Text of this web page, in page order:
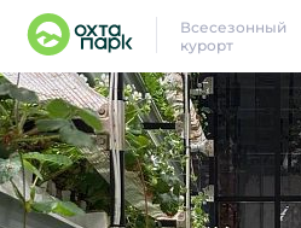
Всесезонный
курорт